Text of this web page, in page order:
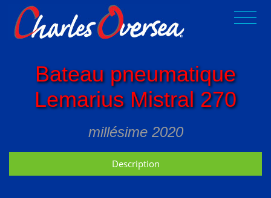
Bateau pneumatique
Lemarius Mistral 270
millésime 2020
Description